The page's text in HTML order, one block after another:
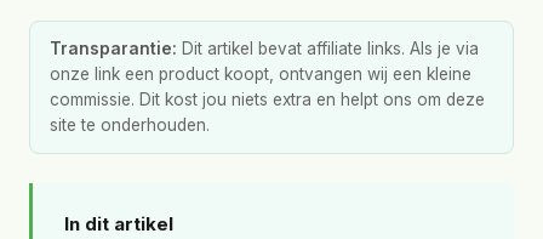
Transparantie: Dit artikel bevat affiliate links. Als je via
onze link een product koopt, ontvangen wij een kleine
commissie. Dit kost jou niets extra en helpt ons om deze
site te onderhouden.
In dit artikel